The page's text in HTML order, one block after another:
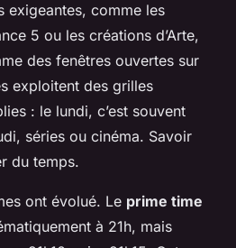
exigeantes, comme les
5 ou les créations d’Arte,
des fenêtres ouvertes sur
exploitent des grilles
: le lundi, c’est souvent
séries ou cinéma. Savoir
du temps.
ont évolué. Le prime time
à 21h, mais